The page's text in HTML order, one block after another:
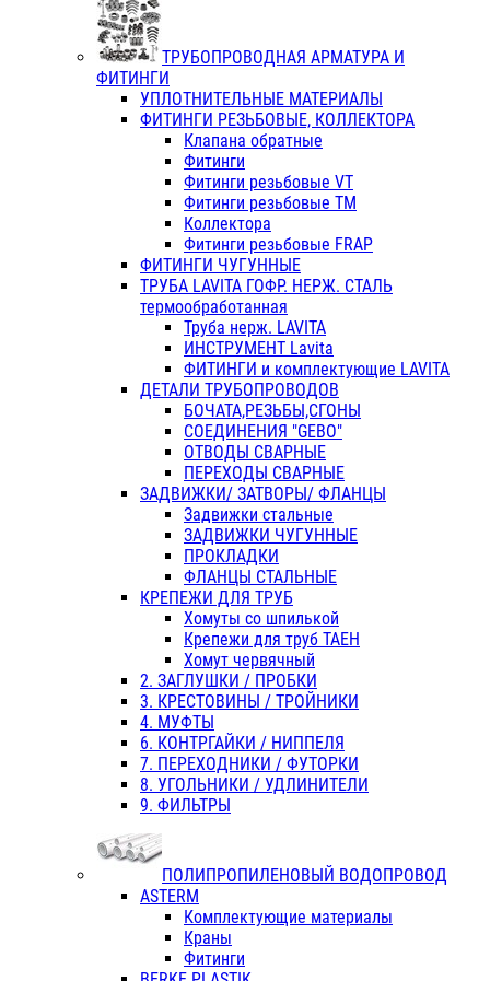
ТРУБОПРОВОДНАЯ АРМАТУРА И
ФИТИНГИ
УПЛОТНИТЕЛЬНЫЕ МАТЕРИАЛЫ
ФИТИНГИ РЕЗЬБОВЫЕ, КОЛЛЕКТОРА
Клапана обратные
Фитинги
Фитинги резьбовые VT
Фитинги резьбовые ТМ
Коллектора
Фитинги резьбовые FRAP
ФИТИНГИ ЧУГУННЫЕ
ТРУБА LAVITA ГОФР. НЕРЖ. СТАЛЬ
термообработанная
Труба нерж. LAVITA
ИНСТРУМЕНТ Lavita
ФИТИНГИ и комплектующие LAVITA
ДЕТАЛИ ТРУБОПРОВОДОВ
БОЧАТА,РЕЗЬБЫ,СГОНЫ
СОЕДИНЕНИЯ "GEBO"
ОТВОДЫ СВАРНЫЕ
ПЕРЕХОДЫ СВАРНЫЕ
ЗАДВИЖКИ/ ЗАТВОРЫ/ ФЛАНЦЫ
Задвижки стальные
ЗАДВИЖКИ ЧУГУННЫЕ
ПРОКЛАДКИ
ФЛАНЦЫ СТАЛЬНЫЕ
КРЕПЕЖИ ДЛЯ ТРУБ
Хомуты со шпилькой
Крепежи для труб ТАЕН
Хомут червячный
2. ЗАГЛУШКИ / ПРОБКИ
3. КРЕСТОВИНЫ / ТРОЙНИКИ
4. МУФТЫ
6. КОНТРГАЙКИ / НИППЕЛЯ
7. ПЕРЕХОДНИКИ / ФУТОРКИ
8. УГОЛЬНИКИ / УДЛИНИТЕЛИ
9. ФИЛЬТРЫ
ПОЛИПРОПИЛЕНОВЫЙ ВОДОПРОВОД
ASTERM
Комплектующие материалы
Краны
Фитинги